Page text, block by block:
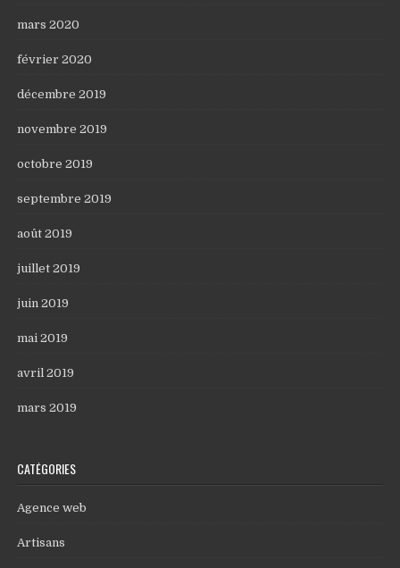
mars 2020
février 2020
décembre 2019
novembre 2019
octobre 2019
septembre 2019
août 2019
juillet 2019
juin 2019
mai 2019
avril 2019
mars 2019
CATÉGORIES
Agence web
Artisans